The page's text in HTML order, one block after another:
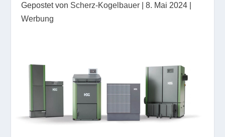
Gepostet von Scherz-Kogelbauer |8. Mai 2024
Werbung